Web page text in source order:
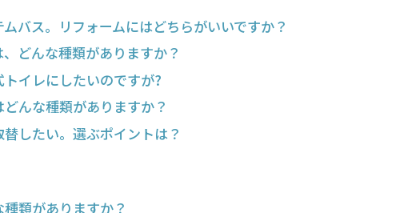
バス。リフォームにはどちらがいいですか？
どんな種類がありますか？
イレにしたいのですが?
んな種類がありますか？
したい。選ぶポイントは？
類がありますか？